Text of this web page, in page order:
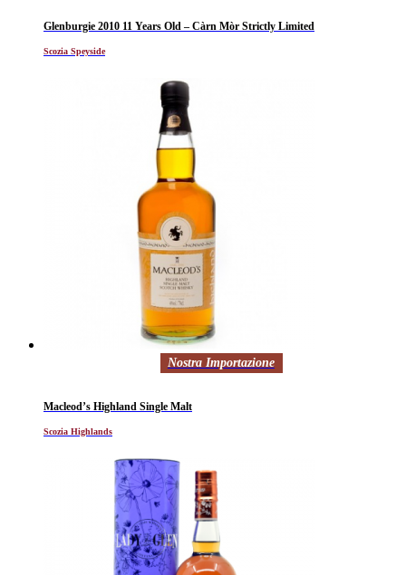
Glenburgie 2010 11 Years Old – Càrn Mòr Strictly Limited
Scozia Speyside
Nostra Importazione
Macleod’s Highland Single Malt
Scozia Highlands